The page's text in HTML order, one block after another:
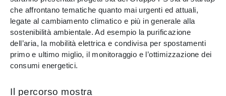
che affrontano tematiche quanto mai urgenti ed attuali,
legate al cambiamento climatico e più in generale alla
sostenibilità ambientale. Ad esempio la purificazione
dell’aria, la mobilità elettrica e condivisa per spostamenti
primo e ultimo miglio, il monitoraggio e l’ottimizzazione dei
consumi energetici.
Il percorso mostra